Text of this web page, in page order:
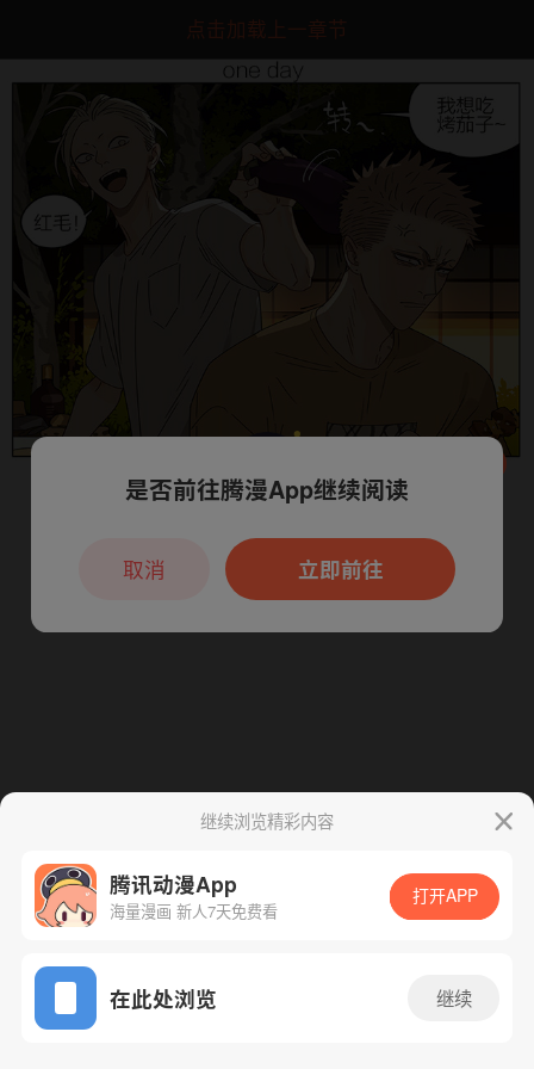
点击加载上一章节
App免费看
继续浏览精彩内容
腾讯动漫App
海量漫画 新人7天免费看
打开APP
在此处浏览 继续
本章节仅支持App阅读，可打开App新用
户7天免费看
是否前往腾漫App继续阅读
立即前往
取消